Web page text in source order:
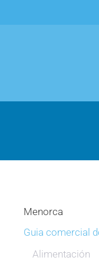
Menorca
Guia comercial
Alimentación